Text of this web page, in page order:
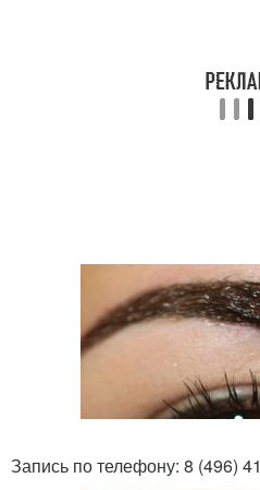
Запись по телефону: 8 (496)